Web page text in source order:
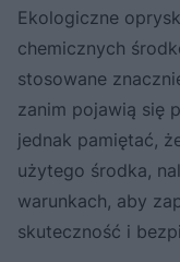
Ekologiczne
chemicznych
stosowane
zanim pojawią się
jednak pamiętać,
użytego środka,
warunkach, aby
skuteczność i